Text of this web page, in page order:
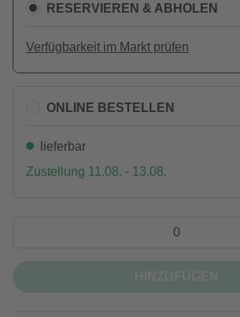
RESERVIEREN & ABHOLEN
Verfügbarkeit im Markt prüfen
ONLINE BESTELLEN
lieferbar
Zustellung 11.08. - 13.08.